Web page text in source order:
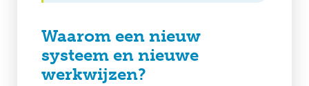
Waarom een nieuw
systeem en nieuwe
werkwijzen?